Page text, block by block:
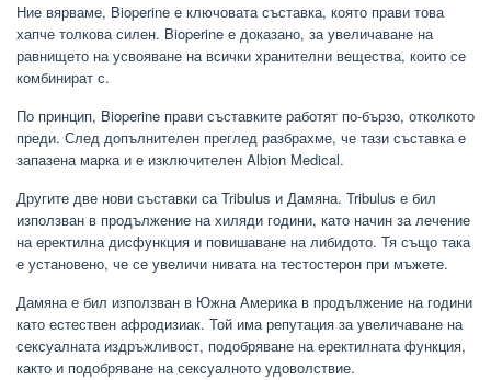
Ние вярваме, Bioperine е ключовата съставка, която прави това
хапче толкова силен. Bioperine е доказано, за увеличаване на
равнището на усвояване на всички хранителни вещества, които се
комбинират с.
По принцип, Bioperine прави съставките работят по-бързо, отколкото
преди. След допълнителен преглед разбрахме, че тази съставка е
запазена марка и е изключителен Albion Medical.
Другите две нови съставки са Tribulus и Дамяна. Tribulus е бил
използван в продължение на хиляди години, като начин за лечение
на еректилна дисфункция и повишаване на либидото. Тя също така
е установено, че се увеличи нивата на тестостерон при мъжете.
Дамяна е бил използван в Южна Америка в продължение на години
като естествен афродизиак. Той има репутация за увеличаване на
сексуалната издръжливост, подобряване на еректилната функция,
както и подобряване на сексуалното удоволствие.